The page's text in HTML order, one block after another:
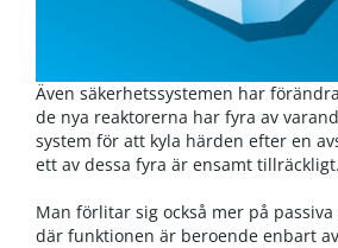
Även säkerhetssystemen har
de nya reaktorerna har fyra av
system för att kyla härden efter en
ett av dessa fyra är ensamt tillräckligt.
Man förlitar sig också mer på
där funktionen är beroende enbart